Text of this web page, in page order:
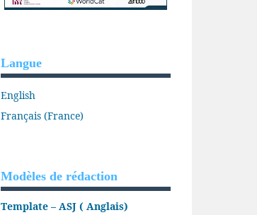
Langue
English
Français (France)
Modèles de rédaction
Template – ASJ ( Anglais)